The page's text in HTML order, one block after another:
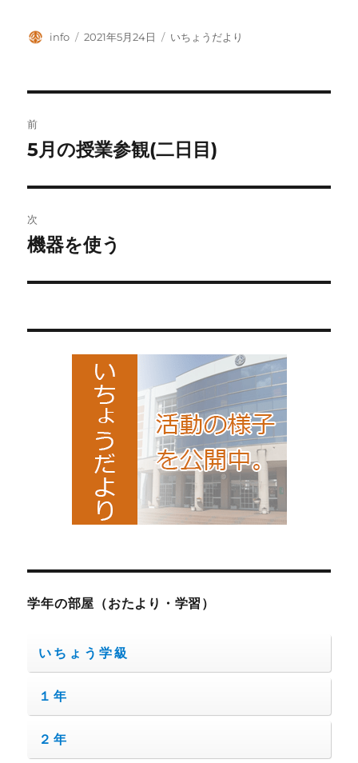
投
info
投
2021年5月24日
カ
いちょうだより
稿
ビ
ゲ
ー
前
前
投
稿:
5月の授業参観(二日目)
次
次
投
機器を使う
学年の部屋（おたより・学習）
いちょう学級
１年
２年